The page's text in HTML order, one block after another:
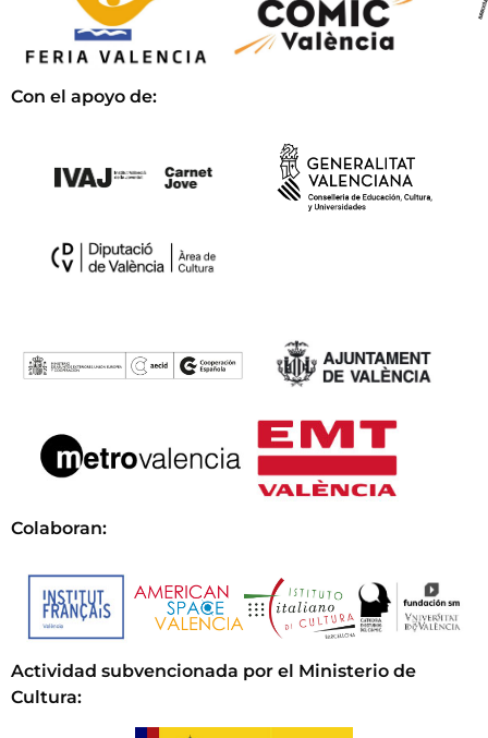
Con el apoyo de:
Colaboran:
Actividad subvencionada por el Ministerio de
Cultura: